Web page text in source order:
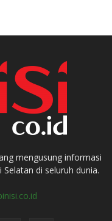
mengusung informasi
di seluruh dunia.